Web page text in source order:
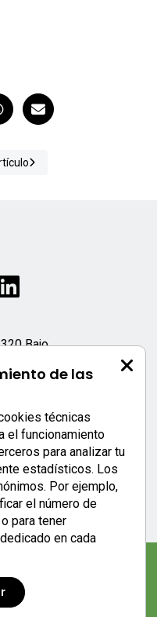
de las
técnicas
el funcionamiento
para analizar tu
estadísticos. Los
Por ejemplo,
el número de
para tener
en cada
Bajo
|